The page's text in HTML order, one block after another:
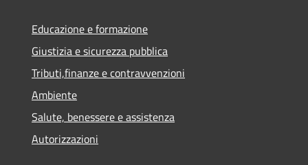
Educazione e formazione
Giustizia e sicurezza pubblica
Tributi,finanze e contravvenzioni
Ambiente
Salute, benessere e assistenza
Autorizzazioni